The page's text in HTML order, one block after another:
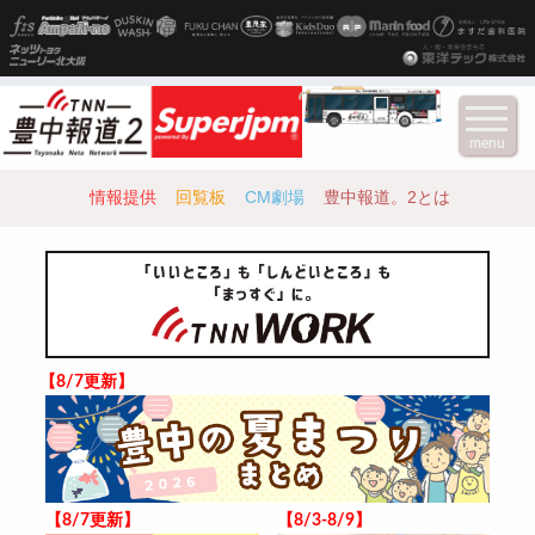
情報提供 回覧板 CM劇場 豊中報道。2とは
【8/7更新】
【8/7更新】 【8/3-8/9】
menu